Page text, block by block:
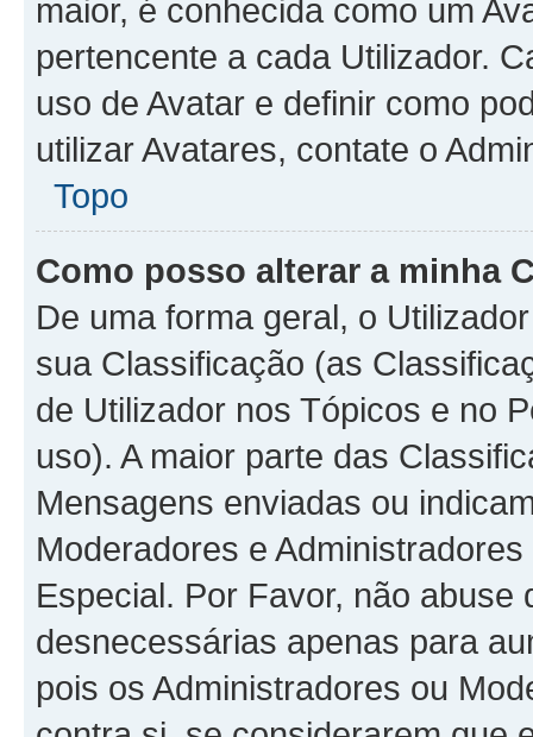
maior, é conhecida como um
pertencente a cada Utilizador.
uso de Avatar e definir como
utilizar Avatares, contate o
Topo
Como posso alterar a minha
De uma forma geral, o
sua Classificação (as
de Utilizador nos Tópicos e no
uso). A maior parte das
Mensagens enviadas ou
Moderadores e
Especial. Por Favor, não
desnecessárias apenas para
pois os Administradores ou